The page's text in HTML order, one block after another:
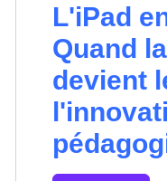
L'iPad
Quand
devient